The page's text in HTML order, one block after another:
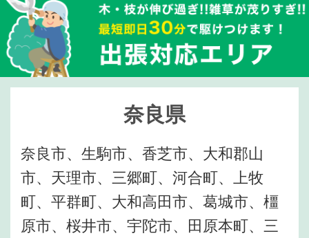
奈良県
奈良市、生駒市、香芝市、大和郡山
市、天理市、三郷町、河合町、上牧
町、平群町、大和高田市、葛城市、橿
原市、桜井市、宇陀市、田原本町、三